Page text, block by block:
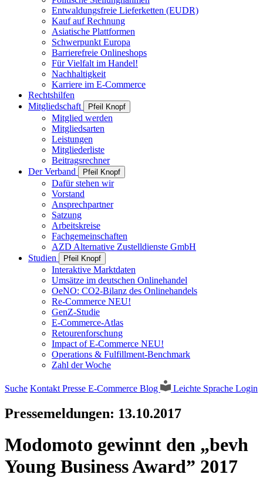
Entwaldungsfreie Lieferketten (EUDR)
Kauf auf Rechnung
Asiatische Plattformen
Schwerpunkt Europa
Barrierefreie Onlineshops
Für Vielfalt im Handel!
Nachhaltigkeit
Karriere im E-Commerce
Rechtshilfen
Mitgliedschaft
Pfeil Knopf
Mitglied werden
Mitgliedsarten
Leistungen
Mitgliederliste
Beitragsrechner
Der Verband
Pfeil Knopf
Dafür stehen wir
Vorstand
Ansprechpartner
Satzung
Arbeitskreise
Fachgemeinschaften
AZD Alternative Zustelldienste GmbH
Studien
Pfeil Knopf
Interaktive Marktdaten
Umsätze im deutschen Onlinehandel
OeNO: CO2-Bilanz des Onlinehandels
Re-Commerce NEU!
GenZ-Studie
E-Commerce-Atlas
Retourenforschung
Impact of E-Commerce NEU!
Operations & Fulfillment-Benchmark
Zahl der Woche
Suche Kontakt Presse E-Commerce Blog Leichte Sprache Login
Pressemeldungen: 13.10.2017
Modomoto gewinnt den „bevh
Young Business Award” 2017